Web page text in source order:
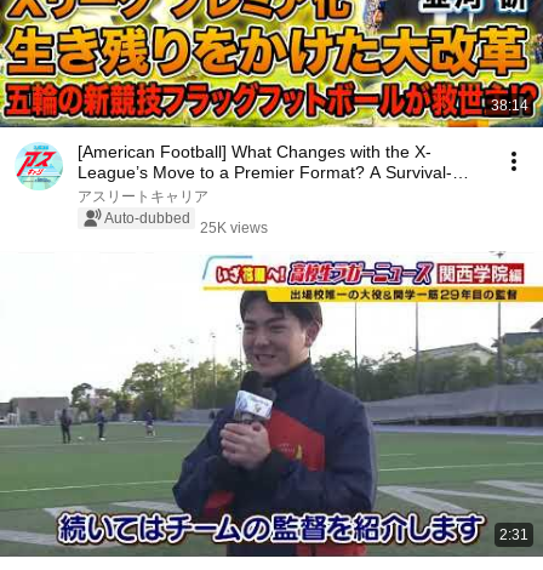
38:14
[American Football] What Changes with the X-
League’s Move to a Premier Format? A Survival-
Driven ...
アスリートキャリア
Auto-dubbed
25K views
2:31